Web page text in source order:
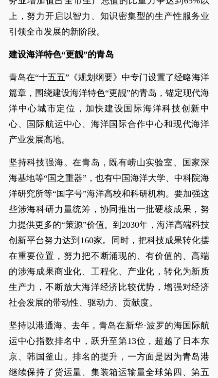
上，努力开启以智力、知识密集型的生产性服务业
引领全市发展的新阶段。
建设海洋特色“更靓”的青岛
青岛在“十五五”《规划纲要》中专门设置了经略海洋
篇章，围绕建设海洋特色“更靓”的青岛，锚定现代海
洋中心城市定位，加快建设国际海洋科技创新中
心、国际航运中心、海洋国际合作中心和现代海洋
产业发展高地。
坚持科技强海。在青岛，既有崂山实验室、国家深
海基地等“国之重器”，也有中国海洋大学、中科院海
洋研究所等“国字号”海洋高校和科研机构。要加强这
些涉海科研力量统筹，协同推出一批硬核成果，努
力提供更多的“策源”价值。到2030年，海洋高端科技
创新平台努力达到160家。同时，把科技成果转化摆
在重要位置，努力把不断涌现的、有价值的、高端
的涉海成果商业化、工程化、产业化，转化为新质
生产力，不断放大海洋经济比较优势，增强对经济
社会发展的带动性、驱动力、贡献度。
坚持以港通海。去年，青岛在新华·波罗的海国际航
运中心指数排名中，跃升至第13位，超越了日本东
京、韩国釜山。排名的提升，一方面是因为青岛港
继续保持了货运量、集装箱运输量全球第四、第五